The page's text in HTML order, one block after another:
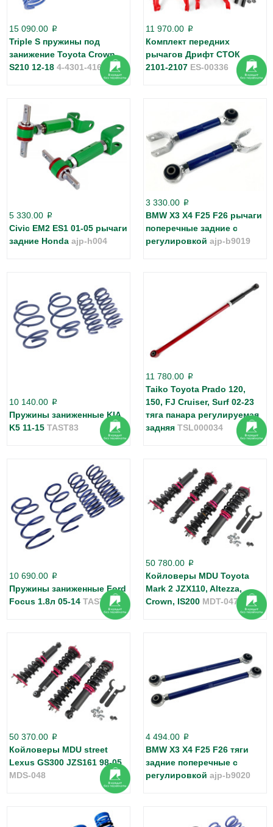
15 090.00 p
Triple S пружины под
занижение Toyota Crown
S210 12-18 4-4301-4161
11 970.00 p
Комплект передних
рычагов Дрифт СТОК
2101-2107 ES-00336
5 330.00 p
Civic EM2 ES1 01-05 рычаги
задние Honda ajp-h004
3 330.00 p
BMW X3 X4 F25 F26 рычаги
поперечные задние с
регулировкой ajp-b9019
10 140.00 p
Пружины заниженные KIA
K5 11-15 TAST83
11 780.00 p
Taiko Toyota Prado 120,
150, FJ Cruiser, Surf 02-23
тяга панара регулируемая
задняя TSL000034
10 690.00 p
Пружины заниженные Ford
Focus 1.8л 05-14 TAST78
50 780.00 p
Койловеры MDU Toyota
Mark 2 JZX110, Altezza,
Crown, IS200 MDT-047
50 370.00 p
Койловеры MDU street
Lexus GS300 JZS161 98-05
MDS-048
4 494.00 p
BMW X3 X4 F25 F26 тяги
задние поперечные с
регулировкой ajp-b9020